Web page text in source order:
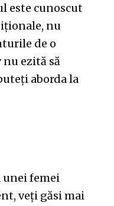
este cunoscut
nu
de o
nu ezită să
aborda la
unei femei
veți găsi mai